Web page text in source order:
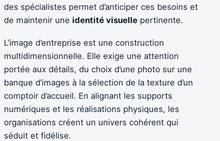
des spécialistes permet d’anticiper ces besoins et
de maintenir une identité visuelle pertinente.
L’image d’entreprise est une construction
multidimensionnelle. Elle exige une attention
portée aux détails, du choix d’une photo sur une
banque d’images à la sélection de la texture d’un
comptoir d’accueil. En alignant les supports
numériques et les réalisations physiques, les
organisations créent un univers cohérent qui
séduit et fidélise.